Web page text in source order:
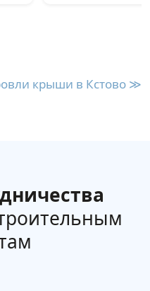
крыши в Кстово ≫